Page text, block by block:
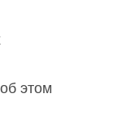
этом